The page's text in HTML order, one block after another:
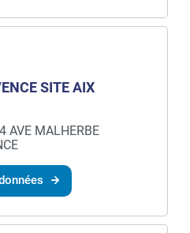
SITE AIX
AVE MALHERBE